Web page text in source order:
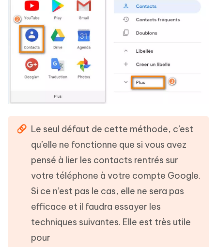
Le seul défaut de cette méthode, c’est
qu’elle ne fonctionne que si vous avez
pensé à lier les contacts rentrés sur
votre téléphone à votre compte Google.
Si ce n’est pas le cas, elle ne sera pas
efficace et il faudra essayer les
techniques suivantes. Elle est très utile
pour